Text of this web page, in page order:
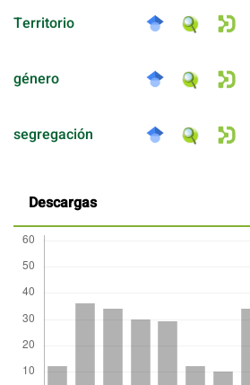
Territorio
género
segregación
Descargas